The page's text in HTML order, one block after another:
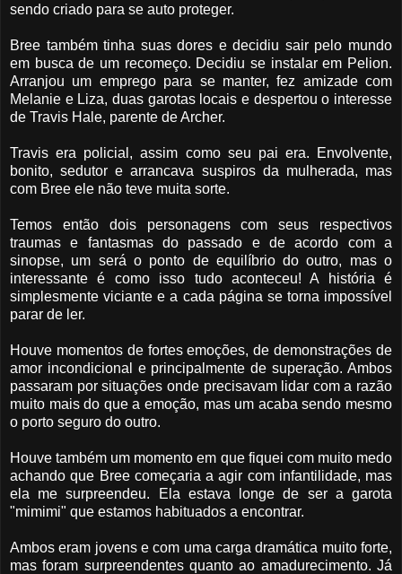
sendo criado para se auto proteger.
Bree também tinha suas dores e decidiu sair pelo mundo
em busca de um recomeço. Decidiu se instalar em Pelion.
Arranjou um emprego para se manter, fez amizade com
Melanie e Liza, duas garotas locais e despertou o interesse
de Travis Hale, parente de Archer.
Travis era policial, assim como seu pai era. Envolvente,
bonito, sedutor e arrancava suspiros da mulherada, mas
com Bree ele não teve muita sorte.
Temos então dois personagens com seus respectivos
traumas e fantasmas do passado e de acordo com a
sinopse, um será o ponto de equilíbrio do outro, mas o
interessante é como isso tudo aconteceu! A história é
simplesmente viciante e a cada página se torna impossível
parar de ler.
Houve momentos de fortes emoções, de demonstrações de
amor incondicional e principalmente de superação. Ambos
passaram por situações onde precisavam lidar com a razão
muito mais do que a emoção, mas um acaba sendo mesmo
o porto seguro do outro.
Houve também um momento em que fiquei com muito medo
achando que Bree começaria a agir com infantilidade, mas
ela me surpreendeu. Ela estava longe de ser a garota
"mimimi" que estamos habituados a encontrar.
Ambos eram jovens e com uma carga dramática muito forte,
mas foram surpreendentes quanto ao amadurecimento. Já